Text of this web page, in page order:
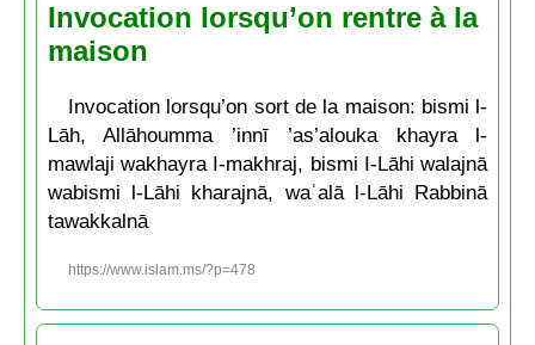
Invocation lorsqu’on rentre à la
maison
Invocation lorsqu’on sort de la maison: bismi l-
Lāh, Allāhoumma ’innī ’as’alouka khayra l-
mawlaji wakhayra I-makhraj, bismi I-Lāhi walajnā
wabismi l-Lāhi kharajnā, waʿalā l-Lāhi Rabbinā
tawakkalnā
https://www.islam.ms/?p=478